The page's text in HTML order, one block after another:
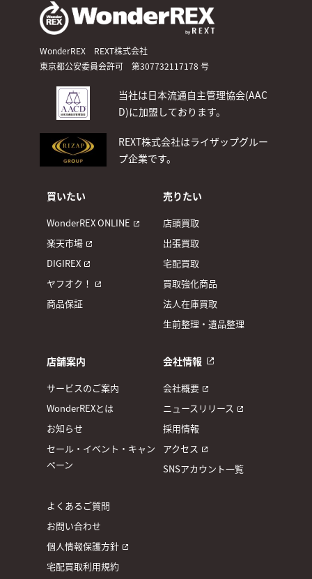
WonderREX REXT株式会社
東京都公安委員会許可 第307732117178 号
当社は日本流通自主管理協会(AAC
D)に加盟しております。
REXT株式会社はライザップグルー
プ企業です。
買いたい
WonderREX ONLINE
楽天市場
DIGIREX
ヤフオク！
商品保証
売りたい
店頭買取
出張買取
宅配買取
買取強化商品
法人在庫買取
生前整理・遺品整理
店舗案内
サービスのご案内
WonderREXとは
お知らせ
セール・イベント・キャン
ペーン
会社情報
会社概要
ニュースリリース
採用情報
アクセス
SNSアカウント一覧
よくあるご質問
お問い合わせ
個人情報保護方針
宅配買取利用規約